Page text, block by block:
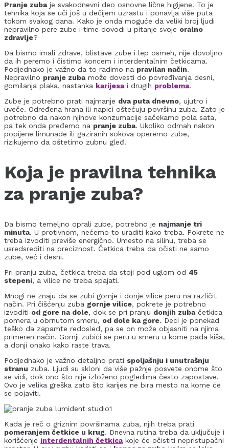
Pranje zubaje svakodnevni deo osnovne lične higijene. To je
tehnika koja se uči još u dečijem uzrastu i ponavlja više puta
tokom svakog dana. Kako je onda moguće da veliki broj ljudi
nepravilno pere zube i time dovodi u pitanje svoje oralno
zdravlje?
Da bismo imali zdrave, blistave zube i lep osmeh, nije dovoljno
da ih peremo i čistimo koncem i interdentalnim četkicama.
Podjednako je važno da to radimo na pravilan način.
Nepravilno pranje zubamože dovesti do povređivanja desni,
gomilanja plaka, nastanka karijesai drugih problema.
Zube je potrebno prati najmanje dva puta dnevno, ujutro i
uveče. Određena hrana ili napici oštećuju površinu zuba. Zato je
potrebno da nakon njihove konzumacije sačekamo pola sata,
pa tek onda pređemo na pranje zuba. Ukoliko odmah nakon
popijene limunade ili gaziranih sokova operemo zube,
rizikujemo da oštetimo zubnu gleđ.
Koja je pravilna tehnika
za pranje zuba?
Da bismo temeljno oprali zube, potrebno je najmanje tri
minuta. U protivnom, nećemo to uraditi kako treba. Pokrete ne
treba izvoditi previše energično. Umesto na silinu, treba se
usredsrediti na preciznost. Četkica treba da očisti ne samo
zube, već i desni.
Pri pranju zuba, četkica treba da stoji pod uglom od 45
stepeni, a vilice ne treba spajati.
Mnogi ne znaju da se zubi gornje i donje vilice peru na različit
način. Pri čišćenju zuba gornje vilice, pokrete je potrebno
izvoditi od gore na dole, dok se pri pranju donjih zubačetkica
pomera u obrnutom smeru, od dole ka gore. Deci je ponekad
teško da zapamte redosled, pa se on može objasniti na njima
primeren način. Gornji zubići se peru u smeru u kome pada kiša,
a donji onako kako raste trava.
Podjednako je važno detaljno prati spoljašnju i unutrašnju
stranu zuba. Ljudi su skloni da više pažnje posvete onome što
se vidi, dok ono što nije izloženo pogledima često zapostave.
Ovo je velika greška zato što karijes ne bira mesto na kome će
se pojaviti.
Kada je reč o griznim površinama zuba, njih treba prati
pomeranjem četkice u krug. Dnevna rutina treba da uključuje i
korišćenje interdentalnih četkicakoje će očistiti nepristupačni